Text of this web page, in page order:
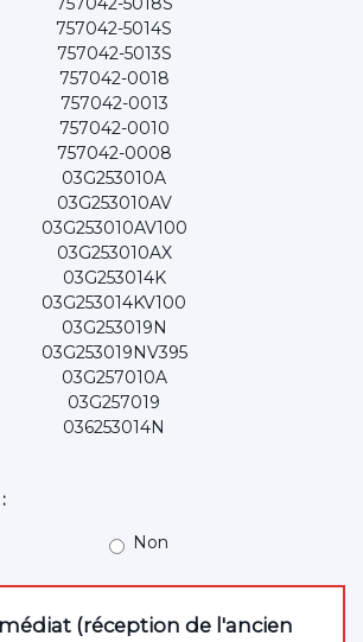
757042-5014S
757042-5013S
757042-0018
757042-0013
757042-0010
757042-0008
03G253010A
03G253010AV
03G253010AV100
03G253010AX
03G253014K
03G253014KV100
03G253019N
03G253019NV395
03G257010A
03G257019
036253014N
Non
(réception de l'ancien